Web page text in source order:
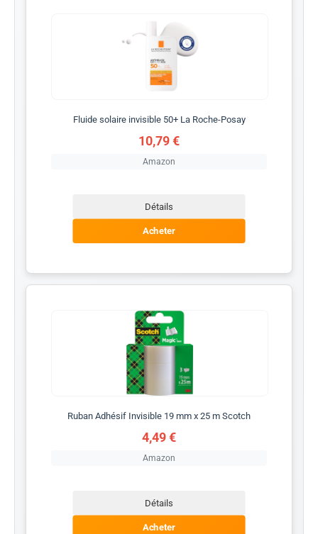
Fluide solaire invisible 50+ La Roche-Posay
10,79 €
Amazon
Détails
Acheter
Ruban Adhésif Invisible 19 mm x 25 m Scotch
4,49 €
Amazon
Détails
Acheter